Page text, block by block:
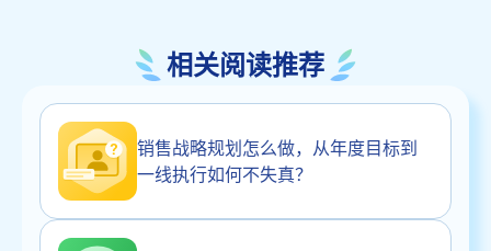
相关阅读推荐
销售战略规划怎么做，从年度目标到
一线执行如何不失真？